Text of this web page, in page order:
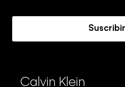
Calvin Klein